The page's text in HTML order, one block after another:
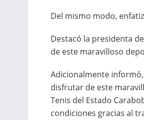
Del mismo modo,
Destacó la presidenta
de este maravilloso
Adicionalmente
disfrutar de este
Tenis del Estado
condiciones gracias al